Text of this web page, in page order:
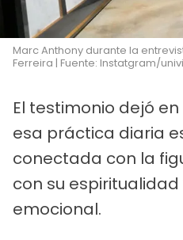
Marc Anthony durante la
Ferreira | Fuente: Instatgram/
El testimonio dejó
esa práctica diaria
conectada con la
con su espiritualidad
emocional.